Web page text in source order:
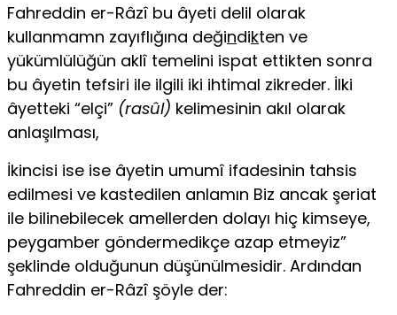
Fahreddin er-Râzî bu âyeti delil olarak
kullanmamn zayıflığına değindikten ve
yükümlülüğün aklî temelini ispat ettikten sonra
bu âyetin tefsiri ile ilgili iki ihtimal zikreder. İlki
âyetteki “elçi” (rasûl) kelimesinin akıl olarak
anlaşılması,
İkincisi ise ise âyetin umumî ifadesinin tahsis
edilmesi ve kastedilen anlamın Biz ancak şeriat
ile bilinebilecek amellerden dolayı hiç kimseye,
peygamber göndermedikçe azap etmeyiz”
şeklinde olduğunun düşünülmesidir. Ardından
Fahreddin er-Râzî şöyle der: